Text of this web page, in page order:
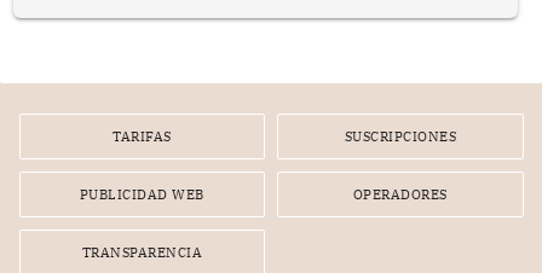
TARIFAS SUSCRIPCIONES
PUBLICIDAD WEB OPERADORES
TRANSPARENCIA